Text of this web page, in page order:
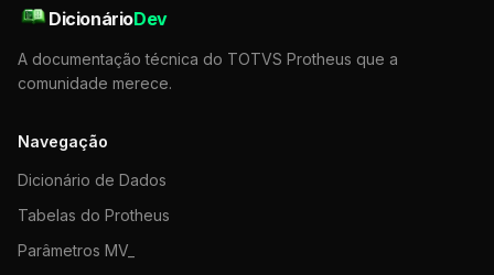
DicionárioDev
A documentação técnica do TOTVS Protheus que a
comunidade merece.
Navegação
Dicionário de Dados
Tabelas do Protheus
Parâmetros MV_